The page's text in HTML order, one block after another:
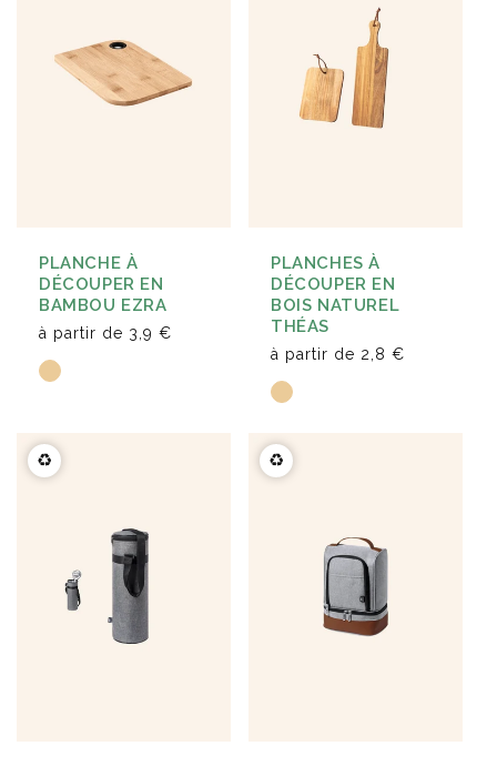
PLANCHE À
DÉCOUPER EN
BAMBOU EZRA
à partir de 3,9 €
PLANCHES À
DÉCOUPER EN
BOIS NATUREL
THÉAS
à partir de 2,8 €
♻️ ♻️